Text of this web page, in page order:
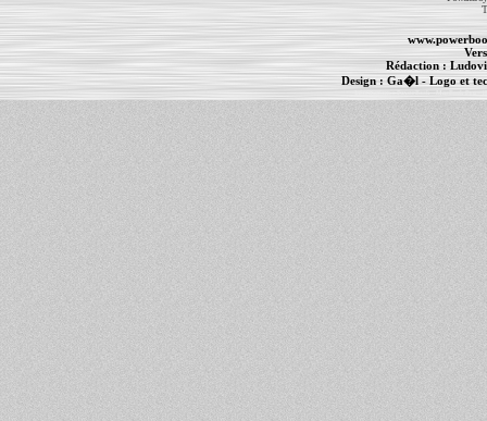
Rédaction :
Design : Ga�l- Logo et